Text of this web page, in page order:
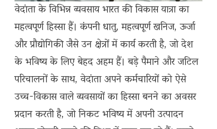
​वेदांता के विभिन्न व्यवसाय भारत की विकास यात्रा का
महत्वपूर्ण हिस्सा हैं। कंपनी धातु, महत्वपूर्ण खनिज, ऊर्जा
और प्रौद्योगिकी जैसे उन क्षेत्रों में कार्य करती है, जो देश
के भविष्य के लिए बेहद अहम हैं। बड़े पैमाने और जटिल
परिचालनों के साथ, वेदांता अपने कर्मचारियों को ऐसे
उच्च-विकास वाले व्यवसायों का हिस्सा बनने का अवसर
प्रदान करती है, जो निकट भविष्य में अपनी उत्पादन